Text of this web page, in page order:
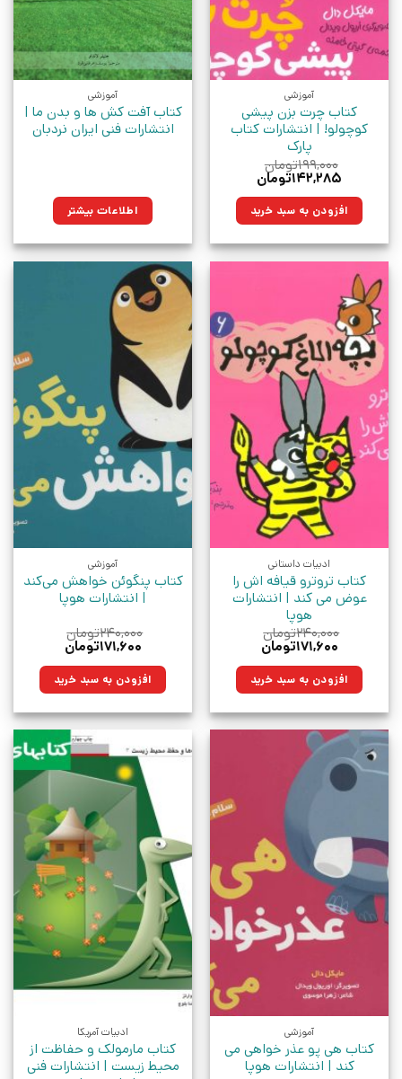
آموزشی
کتاب چرت بزن پیشی
کوچولو! | انتشارات کتاب
پارک
۱۹۹,۰۰۰تومان
قیمت
۱۹۹,۰۰۰تومان
بود.
۱۴۲,۲۸۵تومان
۱۴۲,۲۸۵تومان.افزودن به سبد خرید
آموزشی
کتاب آفت کش ها و بدن ما |
انتشارات فنی ایران نردبان
اطلاعات بیشتر
ادبیات داستانی
کتاب تروترو قیافه اش را
عوض می کند | انتشارات
هوپا
۲۴۰,۰۰۰تومان
قیمت
۲۴۰,۰۰۰تومان
بود.
۱۷۱,۶۰۰تومان
۱۷۱,۶۰۰تومان.افزودن به سبد خرید
آموزشی
کتاب پنگوئن خواهش می‌کند
| انتشارات هوپا
۲۴۰,۰۰۰تومان
قیمت
۲۴۰,۰۰۰تومان
بود.
۱۷۱,۶۰۰تومان
۱۷۱,۶۰۰تومان.افزودن به سبد خرید
آموزشی
کتاب هی پو عذر خواهی می
کند | انتشارات هوپا
ادبیات آمریکا
کتاب مارمولک و حفاظت از
محیط زیست | انتشارات فنی